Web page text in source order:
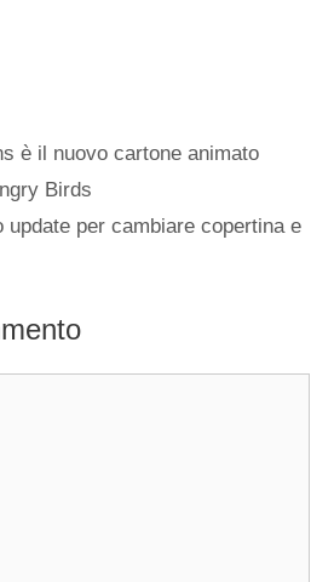
è il nuovo cartone animato
Birds
update per cambiare copertina e